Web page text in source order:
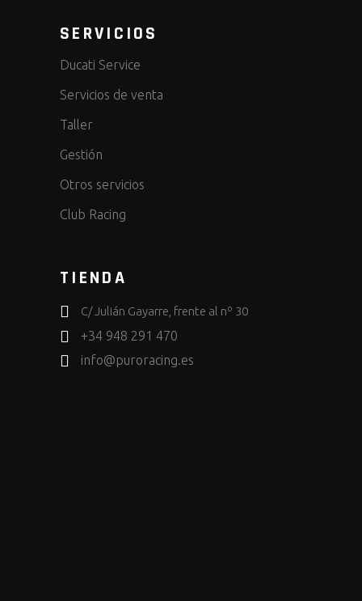
SERVICIOS
Ducati Service
Servicios de venta
Taller
Gestión
Otros servicios
Club Racing
TIENDA
C/ Julián Gayarre, frente al nº 30
+34 948 291 470
info@puroracing.es